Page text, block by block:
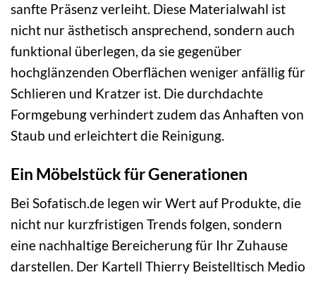
sanfte Präsenz verleiht. Diese Materialwahl ist
nicht nur ästhetisch ansprechend, sondern auch
funktional überlegen, da sie gegenüber
hochglänzenden Oberflächen weniger anfällig für
Schlieren und Kratzer ist. Die durchdachte
Formgebung verhindert zudem das Anhaften von
Staub und erleichtert die Reinigung.
Ein Möbelstück für Generationen
Bei Sofatisch.de legen wir Wert auf Produkte, die
nicht nur kurzfristigen Trends folgen, sondern
eine nachhaltige Bereicherung für Ihr Zuhause
darstellen. Der Kartell Thierry Beistelltisch Medio